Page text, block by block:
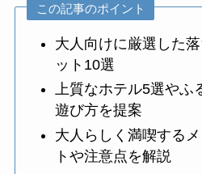
この記事のポイント
大人向けに厳選した
ット10選
上質なホテル5選やふ
遊び方を提案
大人らしく満喫する
トや注意点を解説